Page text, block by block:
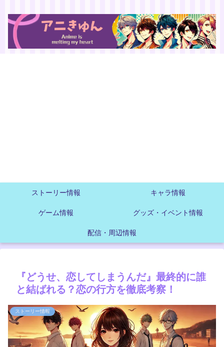
ストーリー情報 キャラ情報
ゲーム情報 グッズ・イベント情報
配信・周辺情報
『どうせ、恋してしまうんだ』最終的に誰
と結ばれる？恋の行方を徹底考察！
ストーリー情報